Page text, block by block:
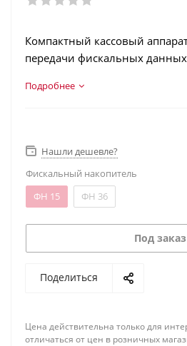
Компактный кассовый
передачи фискальных
Подробнее
Нашли дешевле?
Фискальный накопитель
ФН 15
ФН 36
Под заказ
Поделиться
Цена действительна только для
отличаться от цен в розничных